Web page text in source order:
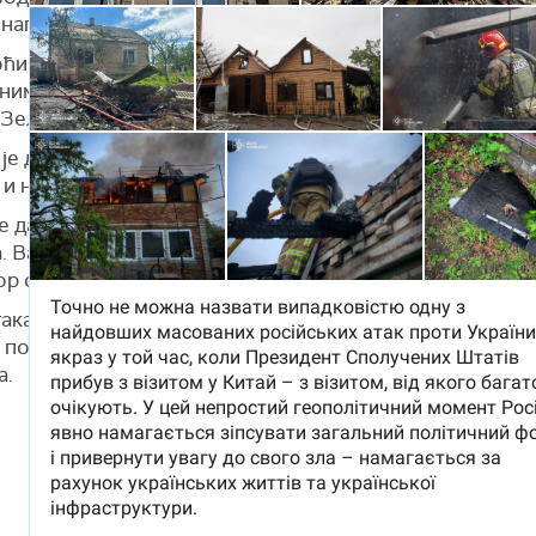
је погинуло шест особа.
је лансирано најмање 800 руских дронова, а напад
дроновима који улазе у ваздушни простор наше
да је циљ Русије да преоптерети системе
нанесе "што више туга и бола" украјинском народу.
да се праве намере Русије јасно ставе до знања
је извршити притисак на руског агресора
окончао", поручио је Зеленски.
да све службе тренутно раде на решавању
позвао грађане да обрате пажњу на упозорења о